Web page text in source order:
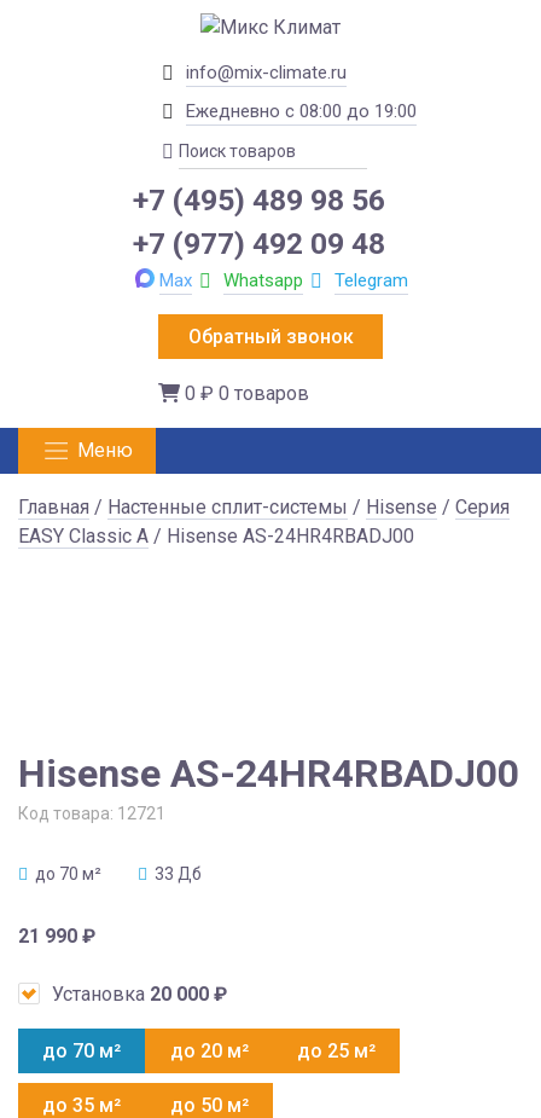
info@mix-climate.ru
Ежедневно с 08:00 до 19:00
+7 (495) 489 98 56
+7 (977) 492 09 48
Max Whatsapp Telegram
Обратный звонок
0 ₽ 0 товаров
Меню
Главная / Настенные сплит-системы / Hisense / Серия
EASY Classic A / Hisense AS-24HR4RBADJ00
Hisense AS-24HR4RBADJ00
Код товара: 12721
до 70 м² 33 Дб
21 990 ₽
Установка 20 000 ₽
до 70 м² до 20 м² до 25 м²
до 35 м² до 50 м²